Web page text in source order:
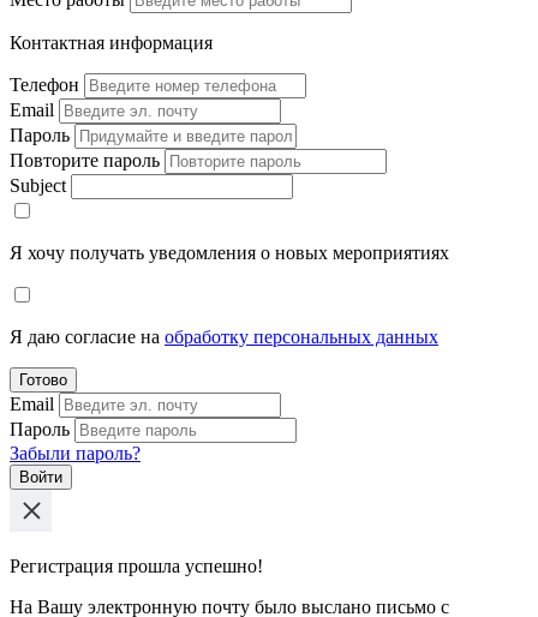
Контактная информация
Телефон
Email
Пароль
Повторите пароль
Subject
Я хочу получать уведомления о новых мероприятиях
Я даю согласие на обработку персональных данных
Готово
Email
Пароль
Забыли пароль?
Войти
Регистрация прошла успешно!
На Вашу электронную почту было выслано письмо с